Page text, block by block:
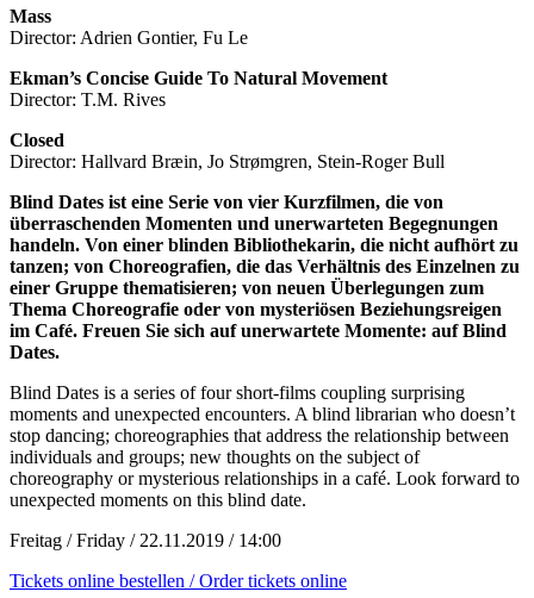
Mass
Director: Adrien Gontier, Fu Le
Ekman’s Concise Guide To Natural Movement
Director: T.M. Rives
Closed
Director: Hallvard Bræin, Jo Strømgren, Stein-Roger Bull
Blind Dates ist eine Serie von vier Kurzfilmen, die von
überraschenden Momenten und unerwarteten Begegnungen
handeln. Von einer blinden Bibliothekarin, die nicht aufhört zu
tanzen; von Choreografien, die das Verhältnis des Einzelnen zu
einer Gruppe thematisieren; von neuen Überlegungen zum
Thema Choreografie oder von mysteriösen Beziehungsreigen
im Café. Freuen Sie sich auf unerwartete Momente: auf Blind
Dates.
Blind Dates is a series of four short-films coupling surprising
moments and unexpected encounters. A blind librarian who doesn’t
stop dancing; choreographies that address the relationship between
individuals and groups; new thoughts on the subject of
choreography or mysterious relationships in a café. Look forward to
unexpected moments on this blind date.
Freitag / Friday / 22.11.2019 / 14:00
Tickets online bestellen / Order tickets online